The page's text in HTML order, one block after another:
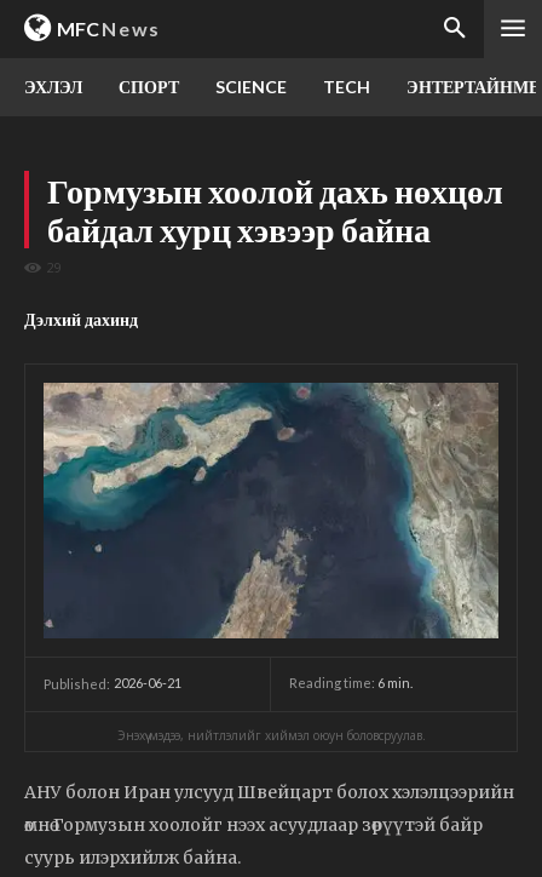
MFCNews
ЭХЛЭЛ СПОРТ SCIENCE TECH
Гормузын хоолой дахь нөхцөл
байдал хурц хэвээр байна
29
Дэлхий дахинд
Published: 2026-06-21 Reading time: 6 min.
Энэхүү мэдээ, нийтлэлийг хиймэл оюун боловсруулав.
АНУ болон Иран улсууд Швейцарт болох хэлэлцээрийн
өмнө Гормузын хоолойг нээх асуудлаар зөрүүтэй байр
суурь илэрхийлж байна.